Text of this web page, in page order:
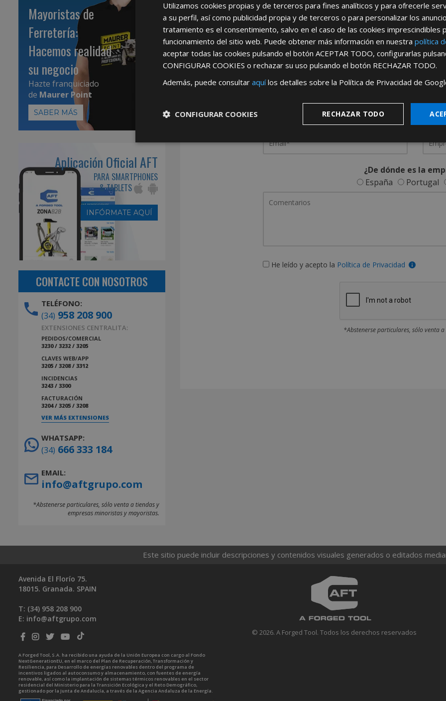
REGÍSTRATE PARA HACERTE
Desdeaquípodrá ver todas las
Rellene este formulario y nos pondremos en contacto
¿De dónde es la
España
Portugal
He leído y acepto la Política de Privacidad
*Abstenerse particulares, sólo venta
Mayoristas de
Ferretería:
Hacemos realidad
su negocio
Hazte franquiciado
de Maurer Point
SABER MÁS
Aplicación Oficial AFT
PARA SMARTPHONES
& TABLETS
INFÓRMATE AQUÍ
CONTACTE CON NOSOTROS
TELÉFONO:
(34) 958 208 900
EXTENSIONES CENTRALITA:
PEDIDOS/COMERCIAL
3230 / 3232 / 3205
CLAVES WEB/APP
3205 / 3208 / 3312
INCIDENCIAS
3243 / 3300
FACTURACIÓN
3204 / 3205 / 3208
VER MÁS EXTENSIONES
WHATSAPP:
(34) 666 333 184
EMAIL:
info@aftgrupo.com
*Abstenerse particulares, sólo venta a tiendas y
empresas minoristas y mayoristas.
Este sitio puede incluir descripciones y contenidos visuales generados o editados
© 2026. A Forged Tool. Todos los derechos reservados
Avenida El Florío 75.
18015. Granada. SPAIN
T: (34) 958 208 900
E: info@aftgrupo.com
A Forged Tool, S.A. ha recibido una ayuda de la Unión Europea con cargo al Fondo
NextGenerationEU, en el marco del Plan de Recuperación, Transformación y
Resiliencia, para Desarrollo de energías renovables dentro del programa de
incentivos ligados al autoconsumo y almacenamiento, con fuentes de energía
renovable, así como la implantación de sistemas térmicos renovables en el sector
residencial del Ministerio para la Transición Ecológica y el Reto Demográfico,
gestionado por la Junta de Andalucía, a través de la Agencia Andaluza de la Energía.
Utilizamos cookies propias y de terceros para fines analíticos y para ofrecerle
a su perfil, así como publicidad propia y de terceros o para personalizar los
tratamiento es el consentimiento, salvo en el caso de las cookies imprescindibles
funcionamiento del sitio web. Puede obtener más información en nuestra política
aceptar todas las cookies pulsando el botón ACEPTAR TODO, configurarlas
CONFIGURAR COOKIES o rechazar su uso pulsando el botón RECHAZAR TODO.
Además, puede consultar aquílos detalles sobre la Política de Privacidad de
RECHAZAR TODO
CONFIGURAR COOKIES